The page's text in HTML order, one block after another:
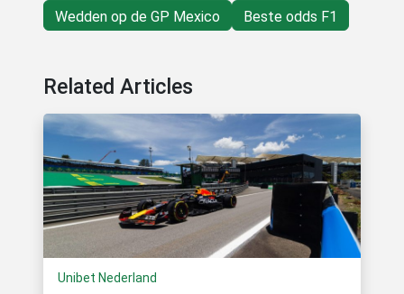
Wedden op de GP Mexico Beste odds F1
Related Articles
Unibet Nederland